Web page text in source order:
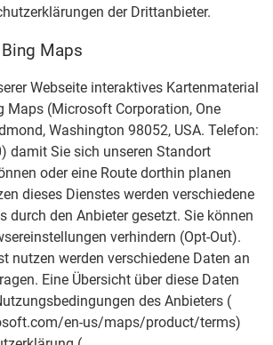
der Drittanbieter.
Maps
Webseite interaktives Kartenmaterial
Maps (Microsoft Corporation, One
Washington 98052, USA. Telefon:
damit Sie sich unseren Standort
oder eine Route dorthin planen
dieses Dienstes werden verschiedene
durch den Anbieter gesetzt. Sie können
verhindern (Opt-Out).
nutzen werden verschiedene Daten an
Eine Übersicht über diese Daten
des Anbieters (
en-us/maps/product/terms)